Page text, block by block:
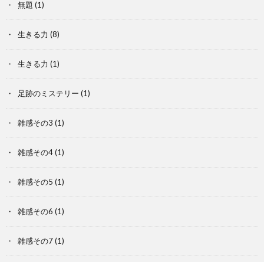
無題 (1)
生きる力 (8)
生きる力 (1)
足跡のミステリー (1)
雑感その3 (1)
雑感その4(1)
雑感その5 (1)
雑感その6 (1)
雑感その7(1)